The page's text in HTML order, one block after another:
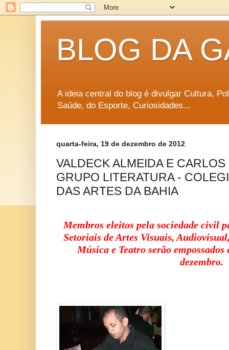
BLOG DA
A ideia central do blog é divulgar Cultura,
Saúde, do Esporte, Curiosidades...
quarta-feira, 19 de dezembro de 2012
VALDECK ALMEIDA E
GRUPO LITERATURA -
DAS ARTES DA BAHIA
Membros eleitos pela sociedade civil
Setoriais de Artes Visuais,
Música e Teatro serão
dezembro.